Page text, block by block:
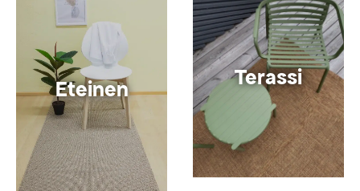
Eteinen Terassi